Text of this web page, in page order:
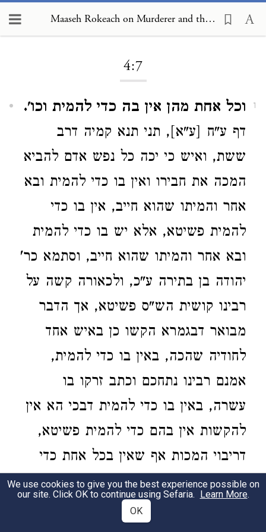
Maaseh Rokeach on Murderer and the Preservation of Life 4:7
4:7
1
וכל אחת מהן אין בה כדי להמית וכו'.
דף ע"ח [ע"א], תני תנא קמיה דרב
ששת, ואיש כי יכה כל נפש אדם להביא
המכה את חבירו ואין בו כדי להמית ובא
אחר והמיתו שהוא חייב, אין בו כדי
להמית פשיטא, אלא יש בו כדי להמית
ובא אחר והמיתו שהוא חייב, וסתמא כר'
יהודה בן בתירה ע"כ, ולכאורה קשה על
רבינו קושית הש"ס פשיטא, אך הדבר
מבואר דבגמרא הקשו כן באיש אחד
לחודיה שהכה, באין בו כדי להמית,
אמנם רבינו נתחכם וכתב זרקו בו
עשרה, באין בו כדי להמית דבכי הא אין
להקשות אין בהם כדי להמית פשיטא,
דריבוי המכות אף שאין בכל אחת כדי
להמית מחליש הגוף עד שבקל ימות
בהכאה אחרת, והו"א דכולם פטורים
We use cookies to give you the best experience possible on
our site. Click OK to continue using Sefaria. Learn More.
OK